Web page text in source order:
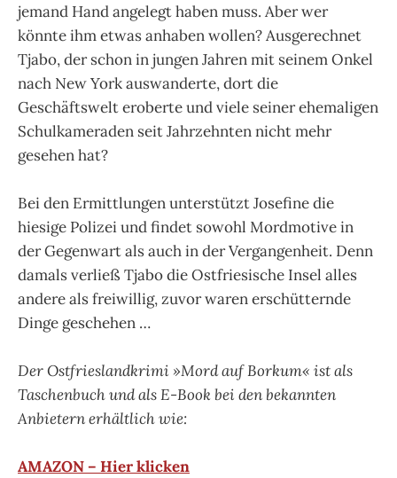
jemand Hand angelegt haben muss. Aber wer
könnte ihm etwas anhaben wollen? Ausgerechnet
Tjabo, der schon in jungen Jahren mit seinem Onkel
nach New York auswanderte, dort die
Geschäftswelt eroberte und viele seiner ehemaligen
Schulkameraden seit Jahrzehnten nicht mehr
gesehen hat?
Bei den Ermittlungen unterstützt Josefine die
hiesige Polizei und findet sowohl Mordmotive in
der Gegenwart als auch in der Vergangenheit. Denn
damals verließ Tjabo die Ostfriesische Insel alles
andere als freiwillig, zuvor waren erschütternde
Dinge geschehen …
Der Ostfrieslandkrimi »Mord auf Borkum« ist als
Taschenbuchund als E-Book bei den bekannten
Anbietern erhältlich wie:
AMAZON – Hier klicken